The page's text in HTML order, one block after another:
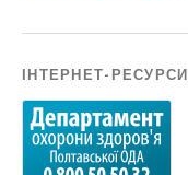
ІНТЕРНЕТ-РЕСУРСИ